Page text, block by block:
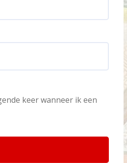
keer wanneer ik een